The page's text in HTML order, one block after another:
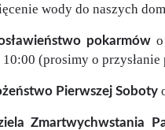
wody do naszych
pokarmówo
10:00 (prosimy o przysłanie
Pierwszej Soboty
Zmartwychwstania